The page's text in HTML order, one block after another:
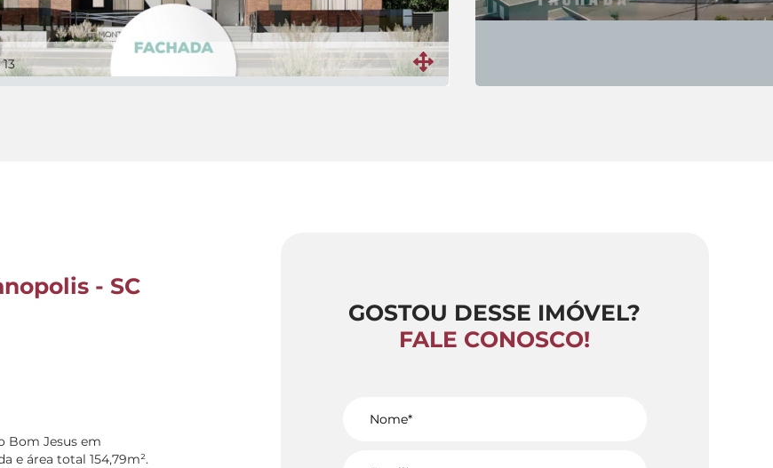
- SC
Bom Jesus em
e área total 154,79m².
GOSTOU DESSE IMÓVEL?
FALE CONOSCO!